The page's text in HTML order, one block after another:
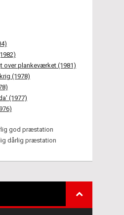
over plankeværket (1981)
(1978)
(1977)
god præstation
dårlig præstation